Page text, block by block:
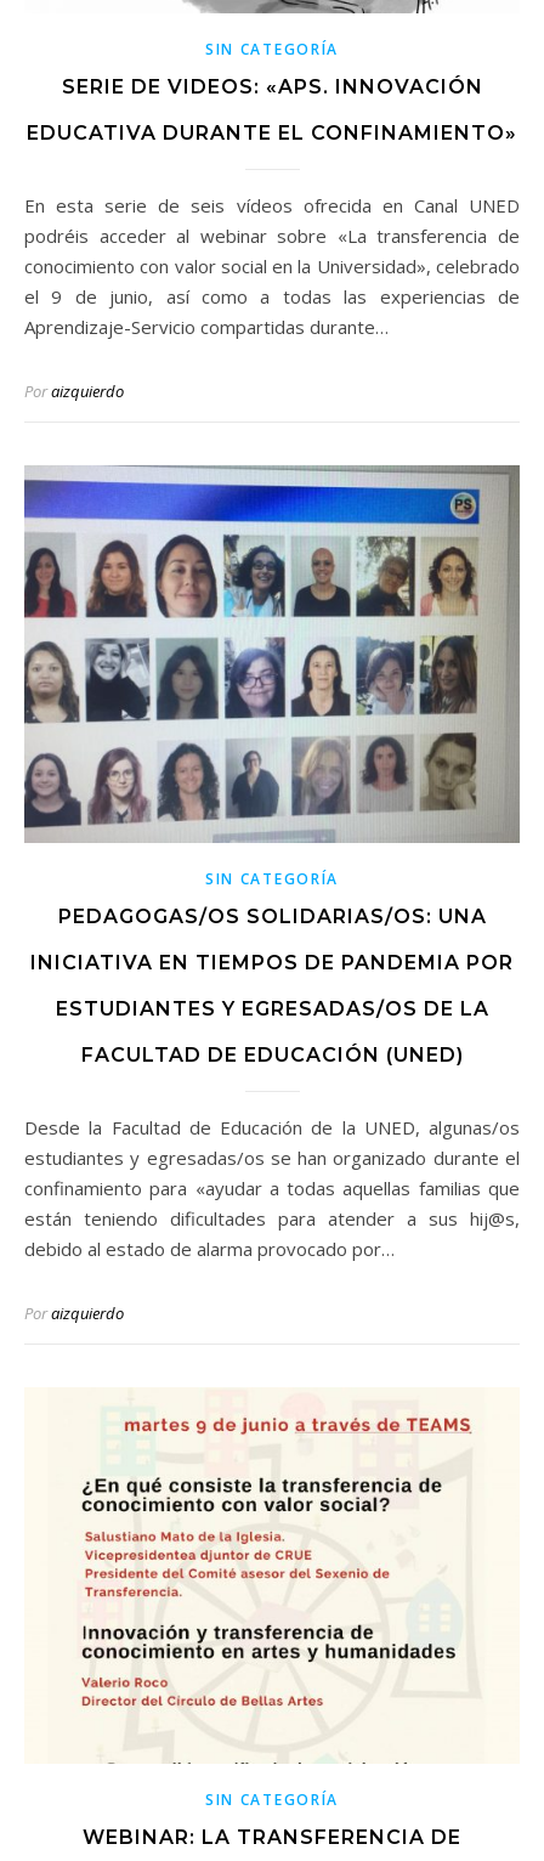
SIN CATEGORÍA
SERIE DE VIDEOS: «APS. INNOVACIÓN
EDUCATIVA DURANTE EL CONFINAMIENTO»
En esta serie de seis vídeos ofrecida en Canal UNED
podréis acceder al webinar sobre «La transferencia de
conocimiento con valor social en la Universidad», celebrado
el 9 de junio, así como a todas las experiencias de
Aprendizaje-Servicio compartidas durante…
Poraizquierdo
SIN CATEGORÍA
PEDAGOGAS/OS SOLIDARIAS/OS: UNA
INICIATIVA EN TIEMPOS DE PANDEMIA POR
ESTUDIANTES Y EGRESADAS/OS DE LA
FACULTAD DE EDUCACIÓN (UNED)
Desde la Facultad de Educación de la UNED, algunas/os
estudiantes y egresadas/os se han organizado durante el
confinamiento para «ayudar a todas aquellas familias que
están teniendo dificultades para atender a sus hij@s,
debido al estado de alarma provocado por…
Poraizquierdo
SIN CATEGORÍA
WEBINAR: LA TRANSFERENCIA DE